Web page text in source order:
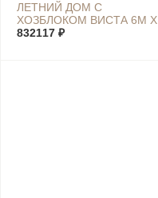
ЛЕТНИЙ ДОМ С
ХОЗБЛОКОМ ВИСТА 6М Х
7,4М
832117 ₽